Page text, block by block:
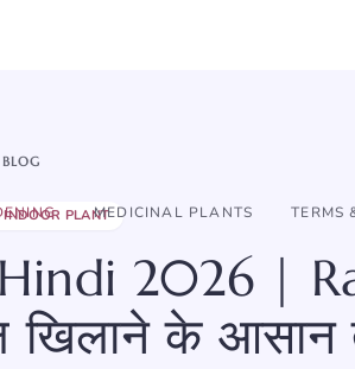
MEDICINAL PLANTS TERMS
INDOOR PLANT
2026 |
खिलाने के आसान